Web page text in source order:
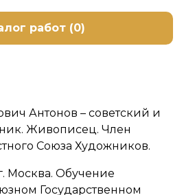
работ (0)
Антонов – советский и
Живописец. Член
Союза Художников.
Москва. Обучение
Государственном